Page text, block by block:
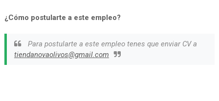
¿Cómo postularte a este empleo?
Para postularte a este empleo tenes que enviar CV a
tiendanovaolivos@gmail.com